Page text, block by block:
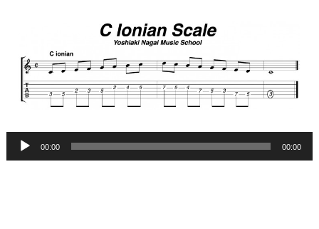
00:00 00:00